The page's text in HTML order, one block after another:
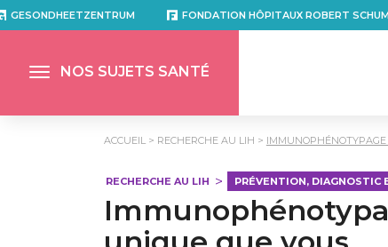
GESONDHEETZENTRUM FONDATION HÔPITAUX ROBERT
NOS SUJETS SANTÉ
ACCUEIL RECHERCHE AU LIH
RECHERCHE AU LIH PRÉVENTION, DIAGNOSTIC